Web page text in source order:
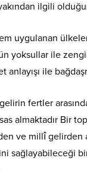
ilgili
uygulanan
yoksullar ile
anlayışı ile
fertler
almaktadır Bir
ve millî gelirden
sağlayabileceği